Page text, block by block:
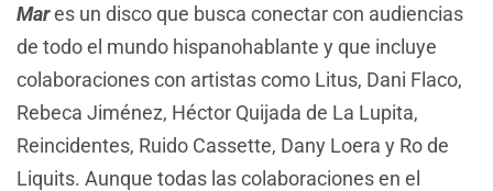
Mares un disco que busca conectar con audiencias
de todo el mundo hispanohablante y que incluye
colaboraciones con artistas como Litus, Dani Flaco,
Rebeca Jiménez, Héctor Quijada de La Lupita,
Reincidentes, Ruido Cassette, Dany Loera y Ro de
Liquits. Aunque todas las colaboraciones en el